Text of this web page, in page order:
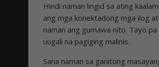
Hindi naman lingid sa ating
ang mga konektadong mga ilog
naman ang gumawa nito. Tayo
uugali na pagiging malinis.
Sana naman sa ganitong